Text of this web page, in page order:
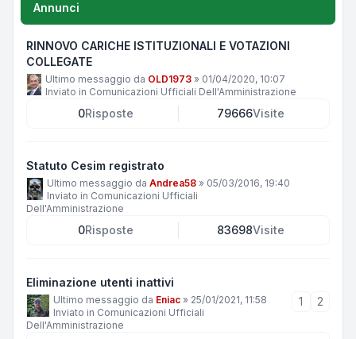
Annunci
RINNOVO CARICHE ISTITUZIONALI E VOTAZIONI
COLLEGATE
Ultimo messaggio da OLD1973 » 01/04/2020, 10:07
Inviato in Comunicazioni Ufficiali Dell'Amministrazione
0Risposte 79666Visite
Statuto Cesim registrato
Ultimo messaggio da Andrea58 » 05/03/2016, 19:40
Inviato in Comunicazioni Ufficiali
Dell'Amministrazione
0Risposte 83698Visite
Eliminazione utenti inattivi
Ultimo messaggio da Eniac » 25/01/2021, 11:58
Inviato in Comunicazioni Ufficiali
Dell'Amministrazione
1 2